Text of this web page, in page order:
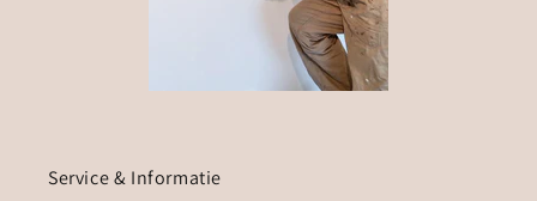
Service & Informatie